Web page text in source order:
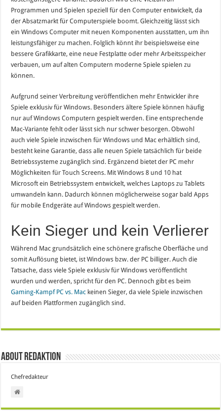
Programmen und Spielen speziell für den Computer entwickelt, da
der Absatzmarkt für Computerspiele boomt. Gleichzeitig lässt sich
ein Windows Computer mit neuen Komponenten ausstatten, um ihn
leistungsfähiger zu machen. Folglich könnt ihr beispielsweise eine
bessere Grafikkarte, eine neue Festplatte oder mehr Arbeitsspeicher
verbauen, um auf alten Computern moderne Spiele spielen zu
können.
Aufgrund seiner Verbreitung veröffentlichen mehr Entwickler ihre
Spiele exklusiv für Windows. Besonders ältere Spiele können häufig
nur auf Windows Computern gespielt werden. Eine entsprechende
Mac-Variante fehlt oder lässt sich nur schwer besorgen. Obwohl
auch viele Spiele inzwischen für Windows und Mac erhältlich sind,
besteht keine Garantie, dass alle neuen Spiele tatsächlich für beide
Betriebssysteme zugänglich sind. Ergänzend bietet der PC mehr
Möglichkeiten für Touch Screens. Mit Windows 8 und 10 hat
Microsoft ein Betriebssystem entwickelt, welches Laptops zu Tablets
umwandeln kann. Dadurch können möglicherweise sogar bald Apps
für mobile Endgeräte auf Windows gespielt werden.
Kein Sieger und kein Verlierer
Während Mac grundsätzlich eine schönere grafische Oberfläche und
somit Auflösung bietet, ist Windows bzw. der PC billiger. Auch die
Tatsache, dass viele Spiele exklusiv für Windows veröffentlicht
wurden und werden, spricht für den PC. Dennoch gibt es beim
Gaming-Kampf PC vs. Mac keinen Sieger, da viele Spiele inzwischen
auf beiden Plattformen zugänglich sind.
About Redaktion
Chefredakteur